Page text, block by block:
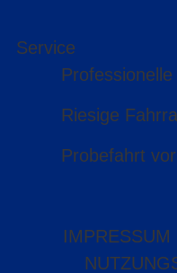
Service
Riesige
Probefahrt
IMPRESSUM